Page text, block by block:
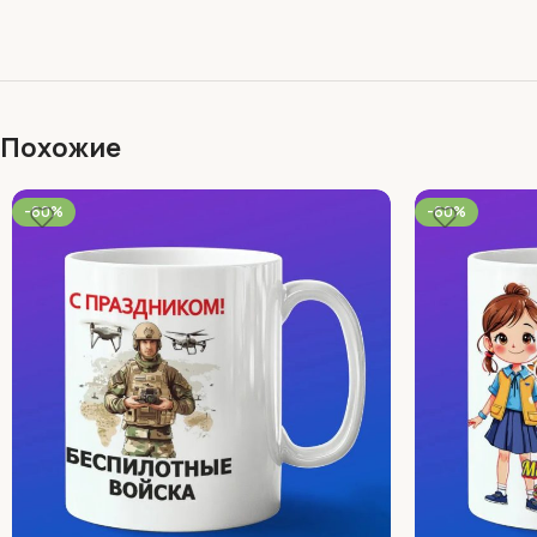
Похожие
-60% -60%